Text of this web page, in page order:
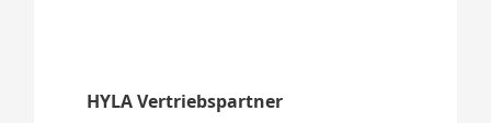
HYLA Vertriebspartner